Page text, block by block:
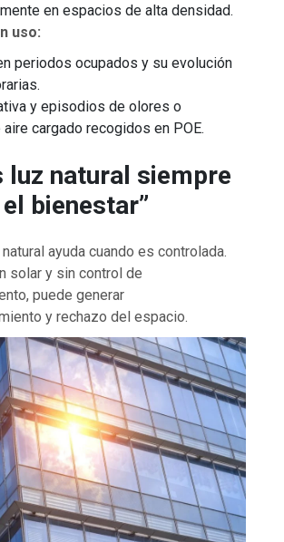
en espacios de alta densidad.
uso:
periodos ocupados y su evolución
y episodios de olores o
cargado recogidos en POE.
luz natural siempre
bienestar”
ayuda cuando es controlada.
solar y sin control de
puede generar
y rechazo del espacio.